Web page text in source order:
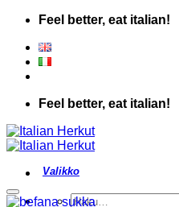
Skip
content
Feel better, eat italian!
Feel better, eat italian!
Etsi: